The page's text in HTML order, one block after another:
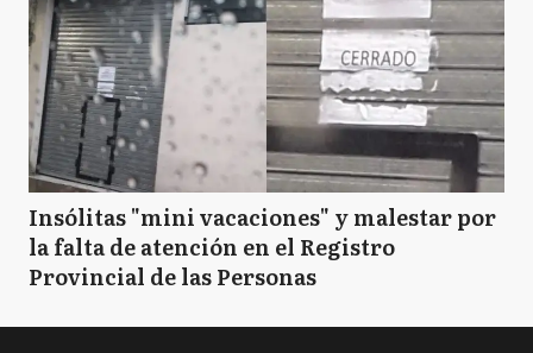
Insólitas "mini vacaciones" y malestar por
la falta de atención en el Registro
Provincial de las Personas